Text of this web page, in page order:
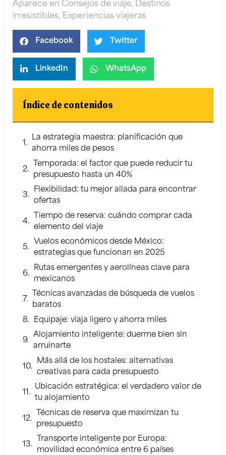
Aparece en Consejos de viaje, Destinos
irresistibles, Experiencias viajeras
Facebook Twitter
LinkedIn WhatsApp
Índice de contenidos
La estrategia maestra: planificación que
ahorra miles de pesos
Temporada: el factor que puede reducir tu
presupuesto hasta un 40%
Flexibilidad: tu mejor aliada para encontrar
ofertas
Tiempo de reserva: cuándo comprar cada
elemento del viaje
Vuelos económicos desde México:
estrategias que funcionan en 2025
Rutas emergentes y aerolíneas clave para
mexicanos
Técnicas avanzadas de búsqueda de vuelos
baratos
Equipaje: viaja ligero y ahorra miles
Alojamiento inteligente: duerme bien sin
arruinarte
Más allá de los hostales: alternativas
creativas para cada presupuesto
Ubicación estratégica: el verdadero valor de
tu alojamiento
Técnicas de reserva que maximizan tu
presupuesto
Transporte inteligente por Europa:
movilidad económica entre 6 países